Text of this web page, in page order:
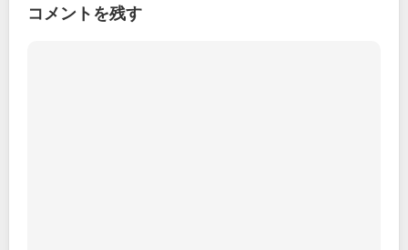
コメントを残す